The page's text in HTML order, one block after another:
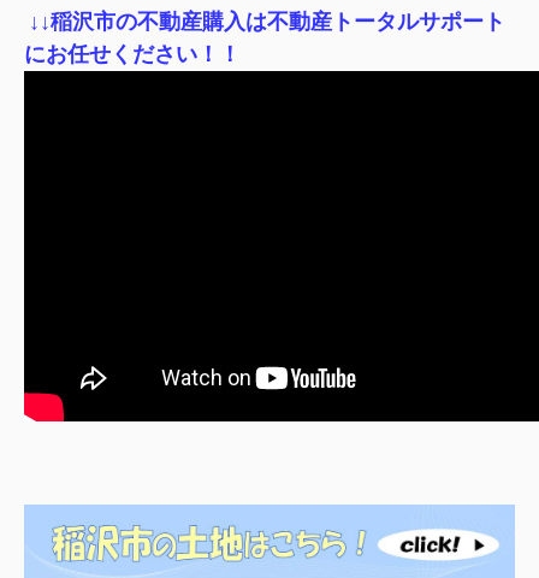
↓ ↓稲沢市の不動産購入は不動産トータルサポート
にお任せください！！